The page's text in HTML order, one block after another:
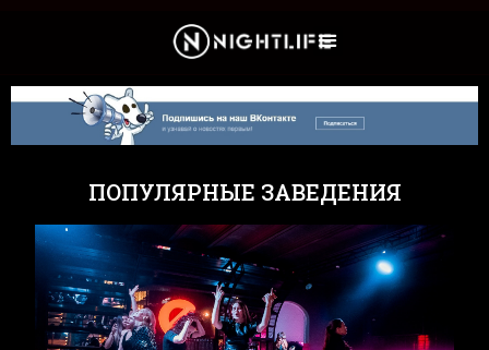
ПОПУЛЯРНЫЕ ЗАВЕДЕНИЯ